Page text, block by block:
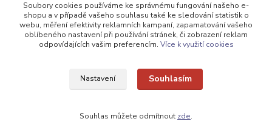
info@repulse.cz
Upravit sběr cookies.
REPULSE s.r.o. | www.repulse.cz | 2015-2026 © Hradec Králové
Soubory cookies používáme ke správnému fungování našeho e-
shopu a v případě vašeho souhlasu také ke sledování statistik o
webu, měření efektivity reklamních kampaní, zapamatování vašeho
oblíbeného nastavení při používání stránek, či zobrazení reklam
odpovídajících vašim preferencím. Více k využití cookies
Nastavení Souhlasím
Souhlas můžete odmítnout zde.